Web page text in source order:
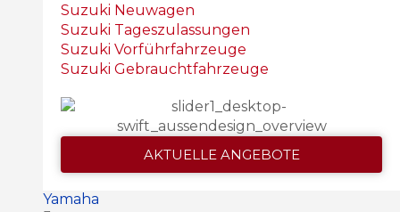
Suzuki Neuwagen
Suzuki Tageszulassungen
Suzuki Vorführfahrzeuge
Suzuki Gebrauchtfahrzeuge
AKTUELLE ANGEBOTE
Yamaha